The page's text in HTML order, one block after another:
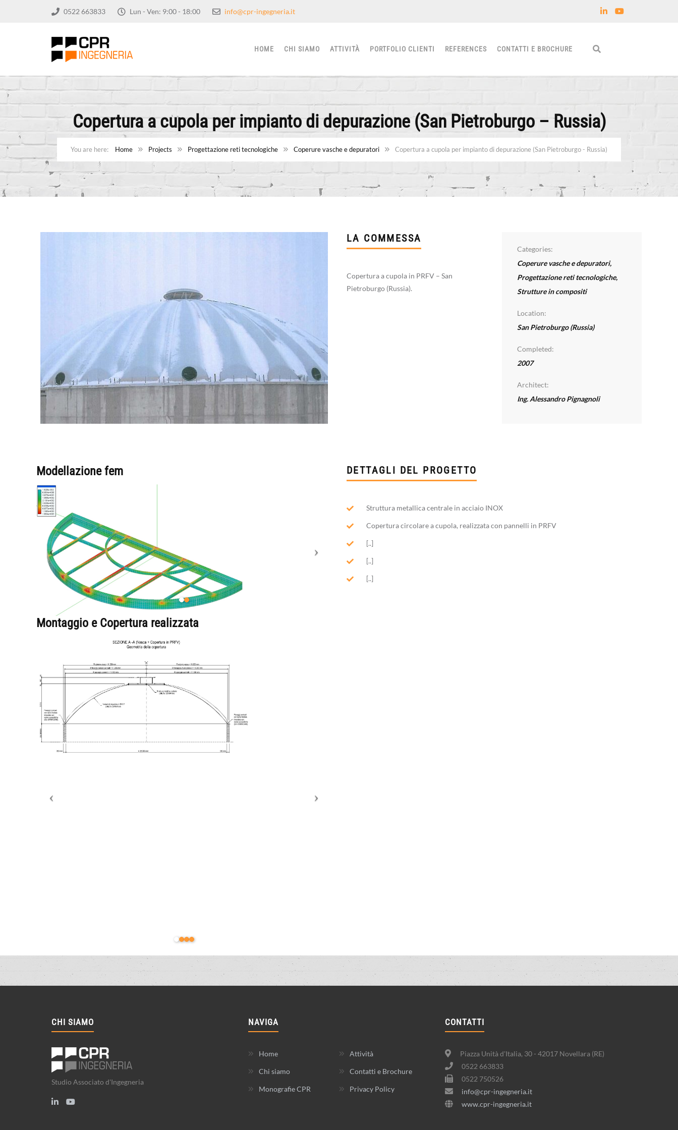
0522 663833 Lun - Ven: 9:00 - 18:00 info@cpr-ingegneria.it
HOME CHI SIAMO ATTIVITÀ PORTFOLIO CLIENTI REFERENCES CONTATTI E BROCHURE
Copertura a cupola per impianto di depurazione (San Pietroburgo – Russia)
Home Projects Progettazione reti tecnologiche Coperure vasche e depuratori Copertura a cupola per impianto di depurazione (San Pietroburgo - Russia)
LA COMMESSA
Copertura a cupola in PRFV – San
Pietroburgo (Russia).
Categories:
Coperure vasche e depuratori,
Progettazione reti tecnologiche,
Strutture in compositi
Location:
San Pietroburgo (Russia)
Completed:
2007
Architect:
Ing. Alessandro Pignagnoli
Modellazione fem
Montaggio e Copertura realizzata
DETTAGLI DEL PROGETTO
Struttura metallica centrale in acciaio INOX
Copertura circolare a cupola, realizzata con pannelli in PRFV
[..]
[..]
[..]
CHI SIAMO
Studio Associato d'Ingegneria
NAVIGA
Home Attività
Chi siamo Contatti e Brochure
Monografie CPR Privacy Policy
CONTATTI
Piazza Unità d'Italia, 30 - 42017 Novellara (RE)
0522 663833
0522 750526
info@cpr-ingegneria.it
www.cpr-ingegneria.it